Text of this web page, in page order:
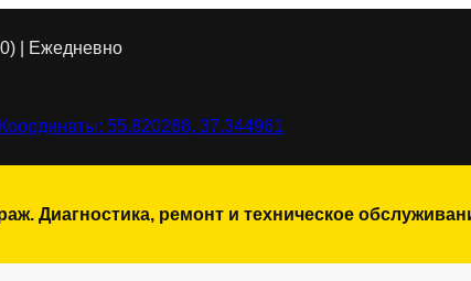
| Ежедневно
55.820288, 37.344961
Диагностика, ремонт и техническое